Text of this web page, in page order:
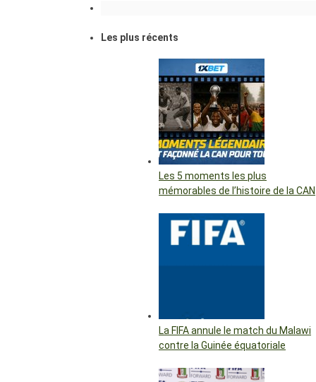
Les plus récents
Les 5 moments les plus
mémorables de l’histoire de la CAN
La FIFA annule le match du Malawi
contre la Guinée équatoriale